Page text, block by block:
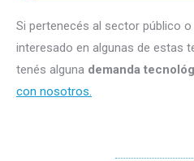
Si pertenecés al sector público
interesado en algunas de estas
tenés alguna demanda
con nosotros.